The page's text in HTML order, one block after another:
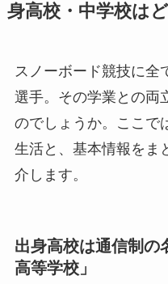
身高校・中学校は
スノーボード競技に全
選手。その学業との両
のでしょうか。ここで
生活と、基本情報をま
介します。
出身高校は通信制の
高等学校」